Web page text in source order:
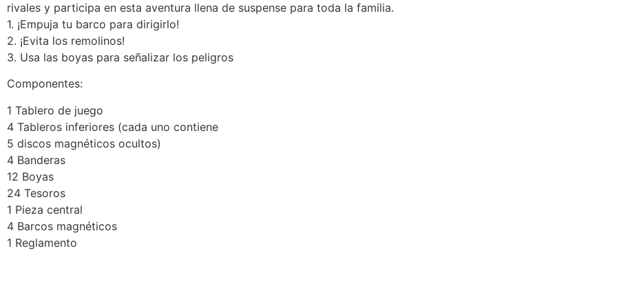
rivales y participa en esta aventura llena de suspense para toda la familia.
1. ¡Empuja tu barco para dirigirlo!
2. ¡Evita los remolinos!
3. Usa las boyas para señalizar los peligros
Componentes:
1 Tablero de juego
4 Tableros inferiores (cada uno contiene
5 discos magnéticos ocultos)
4 Banderas
12 Boyas
24 Tesoros
1 Pieza central
4 Barcos magnéticos
1 Reglamento